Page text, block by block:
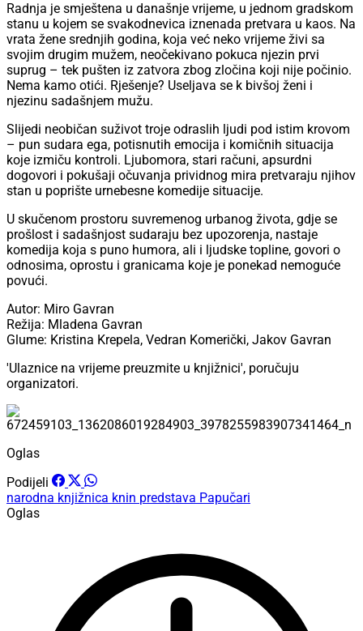
Radnja je smještena u današnje vrijeme, u jednom gradskom
stanu u kojem se svakodnevica iznenada pretvara u kaos. Na
vrata žene srednjih godina, koja već neko vrijeme živi sa
svojim drugim mužem, neočekivano pokuca njezin prvi
suprug – tek pušten iz zatvora zbog zločina koji nije počinio.
Nema kamo otići. Rješenje? Useljava se k bivšoj ženi i
njezinu sadašnjem mužu.
Slijedi neobičan suživot troje odraslih ljudi pod istim krovom
– pun sudara ega, potisnutih emocija i komičnih situacija
koje izmiču kontroli. Ljubomora, stari računi, apsurdni
dogovori i pokušaji očuvanja prividnog mira pretvaraju njihov
stan u poprište urnebesne komedije situacije.
U skučenom prostoru suvremenog urbanog života, gdje se
prošlost i sadašnjost sudaraju bez upozorenja, nastaje
komedija koja s puno humora, ali i ljudske topline, govori o
odnosima, oprostu i granicama koje je ponekad nemoguće
povući.
Autor: Miro Gavran
Režija: Mladena Gavran
Glume: Kristina Krepela, Vedran Komerički, Jakov Gavran
'Ulaznice na vrijeme preuzmite u knjižnici', poručuju
organizatori.
Oglas
Podijeli
narodna knjižnica knin predstava Papučari
Oglas